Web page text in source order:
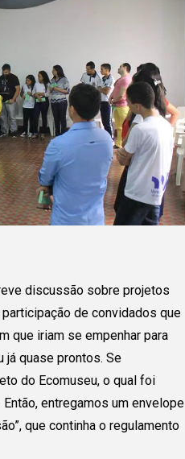
discussão sobre projetos
de convidados que
que iriam se empenhar para
já quase prontos. Se
do Ecomuseu, o qual foi
entregamos um envelope
que continha o regulamento